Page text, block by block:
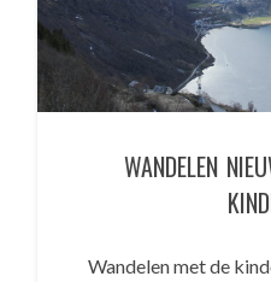
WANDELEN
Wandelen met de